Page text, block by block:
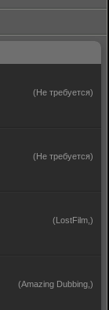
(Не требуется)
(Не требуется)
(LostFilm,)
(Amazing Dubbing,)